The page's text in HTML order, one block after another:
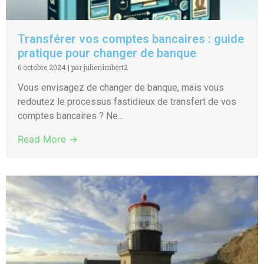
Transférer vos comptes bancaires : guide
pratique pour changer de banque
6 octobre 2024 | par julienimbert2
Vous envisagez de changer de banque, mais vous
redoutez le processus fastidieux de transfert de vos
comptes bancaires ? Ne...
Read More →